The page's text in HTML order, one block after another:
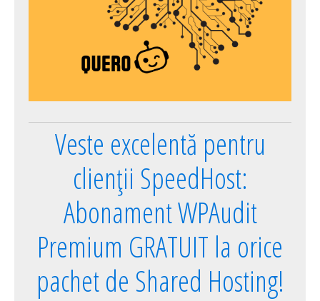
Veste excelentă pentru
clienții SpeedHost:
Abonament WPAudit
Premium GRATUIT la orice
pachet de Shared Hosting!